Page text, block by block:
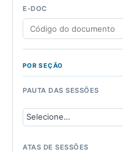
E-DOC
POR SEÇÃO
PAUTA DAS SESSÕES
ATAS DE SESSÕES